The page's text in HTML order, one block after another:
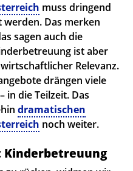
muss dringend
Das merken
sagen auch die
ist aber
Relevanz.
drängen viele
in die Teilzeit. Das
dramatischen
noch weiter.
Kinderbetreuung